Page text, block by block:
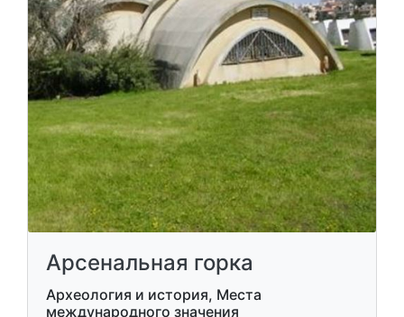
Арсенальная горка
Археология и история, Места
международного значения